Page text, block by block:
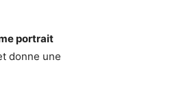
portrait
donne une